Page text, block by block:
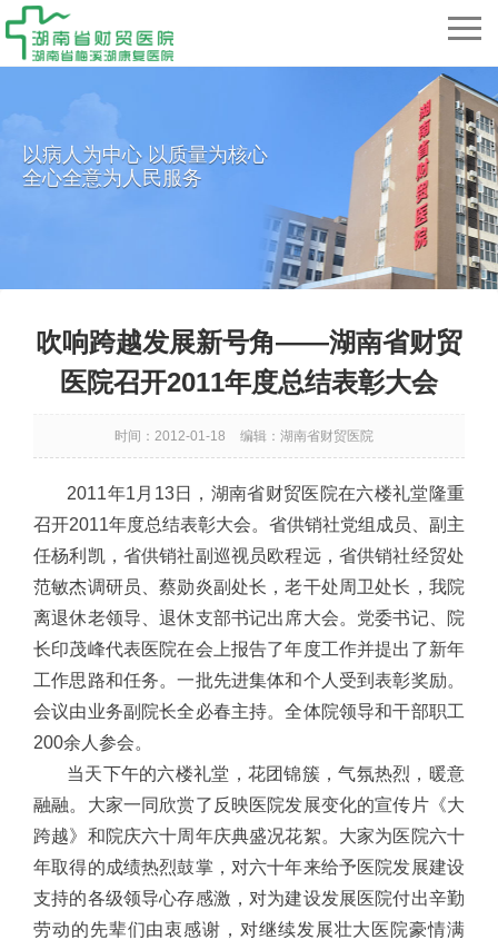
以病人为中心 以质量为核心
全心全意为人民服务
吹响跨越发展新号角——湖南省财贸
医院召开2011年度总结表彰大会
时间：2012-01-18 编辑：湖南省财贸医院
2011年1月13日，湖南省财贸医院在六楼礼堂隆重
召开2011年度总结表彰大会。省供销社党组成员、副主
任杨利凯，省供销社副巡视员欧程远，省供销社经贸处
范敏杰调研员、蔡勋炎副处长，老干处周卫处长，我院
离退休老领导、退休支部书记出席大会。党委书记、院
长印茂峰代表医院在会上报告了年度工作并提出了新年
工作思路和任务。一批先进集体和个人受到表彰奖励。
会议由业务副院长全必春主持。全体院领导和干部职工
200余人参会。
当天下午的六楼礼堂，花团锦簇，气氛热烈，暖意
融融。大家一同欣赏了反映医院发展变化的宣传片《大
跨越》和院庆六十周年庆典盛况花絮。大家为医院六十
年取得的成绩热烈鼓掌，对六十年来给予医院发展建设
支持的各级领导心存感激，对为建设发展医院付出辛勤
劳动的先辈们由衷感谢，对继续发展壮大医院豪情满